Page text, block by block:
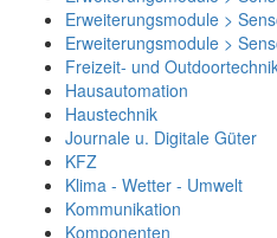
Erweiterungsmodule >
Erweiterungsmodule >
Freizeit- und
Hausautomation
Haustechnik
Journale u. Digitale Güter
KFZ
Klima - Wetter - Umwelt
Kommunikation
Komponenten